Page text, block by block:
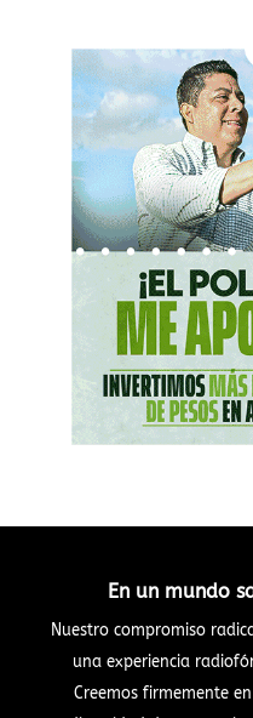
En un mundo
Nuestro compromiso
una experiencia
Creemos firmemente